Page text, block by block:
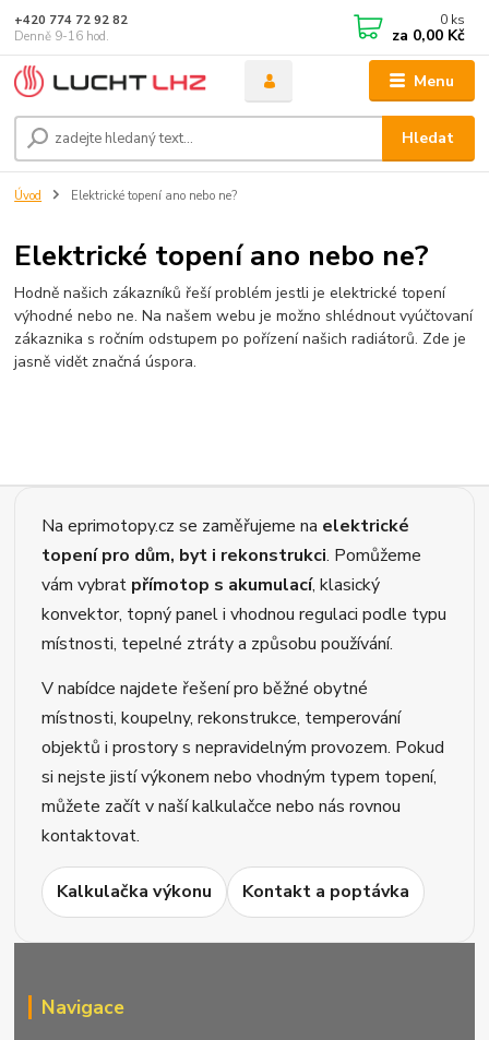
Menu
Hledat
+420 774 72 92 82
Denně 9-16 hod.
0 ks
za 0,00 Kč
Úvod Elektrické topení ano nebo ne?
Elektrické topení ano nebo ne?
Hodně našich zákazníků řeší problém jestli je elektrické topení
výhodné nebo ne. Na našem webu je možno shlédnout vyúčtovaní
zákaznika s ročním odstupem po pořízení našich radiátorů. Zde je
jasně vidět značná úspora.
Na eprimotopy.cz se zaměřujeme na elektrické
topení pro dům, byt i rekonstrukci. Pomůžeme
vám vybrat přímotop s akumulací, klasický
konvektor, topný panel i vhodnou regulaci podle typu
místnosti, tepelné ztráty a způsobu používání.
V nabídce najdete řešení pro běžné obytné
místnosti, koupelny, rekonstrukce, temperování
objektů i prostory s nepravidelným provozem. Pokud
si nejste jistí výkonem nebo vhodným typem topení,
můžete začít v naší kalkulačce nebo nás rovnou
kontaktovat.
Kalkulačka výkonu Kontakt a poptávka
Navigace